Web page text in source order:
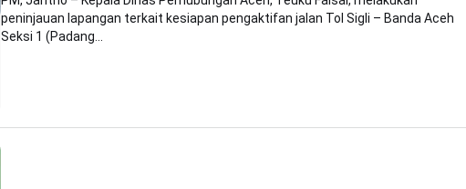
peninjauan lapangan terkait kesiapan pengaktifan jalan Tol Sigli – Banda Aceh
Seksi 1 (Padang...